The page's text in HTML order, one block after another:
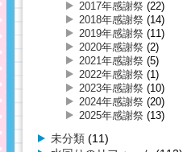
2017年感謝祭 (22)
2018年感謝祭 (14)
2019年感謝祭 (11)
2020年感謝祭 (2)
2021年感謝祭 (5)
2022年感謝祭 (1)
2023年感謝祭 (10)
2024年感謝祭 (20)
2025年感謝祭 (13)
未分類 (11)